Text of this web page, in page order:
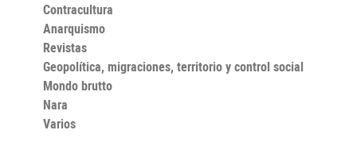
Contracultura
Anarquismo
Revistas
Geopolítica, migraciones, territorio y control social
Mondo brutto
Nara
Varios